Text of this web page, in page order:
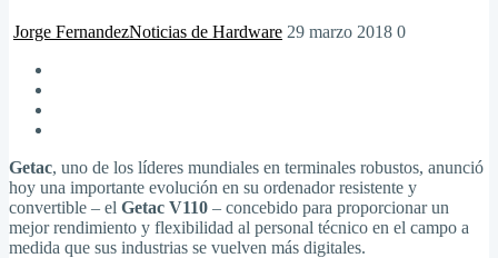
Jorge FernandezNoticias de Hardware 29 marzo 2018 0
Getac, uno de los líderes mundiales en terminales robustos, anunció
hoy una importante evolución en su ordenador resistente y
convertible – el Getac V110 – concebido para proporcionar un
mejor rendimiento y flexibilidad al personal técnico en el campo a
medida que sus industrias se vuelven más digitales.